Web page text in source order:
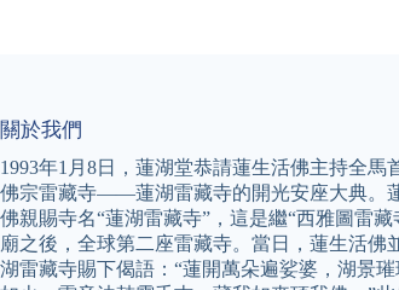
關於我們
1993年1月8日，蓮湖堂恭請蓮生活佛主持全馬
佛宗雷藏寺——蓮湖雷藏寺的開光安座大典。
佛親賜寺名“蓮湖雷藏寺”，這是繼“西雅圖雷藏
廟之後，全球第二座雷藏寺。當日，蓮生活佛
湖雷藏寺賜下偈語：“蓮開萬朵遍娑婆，湖景